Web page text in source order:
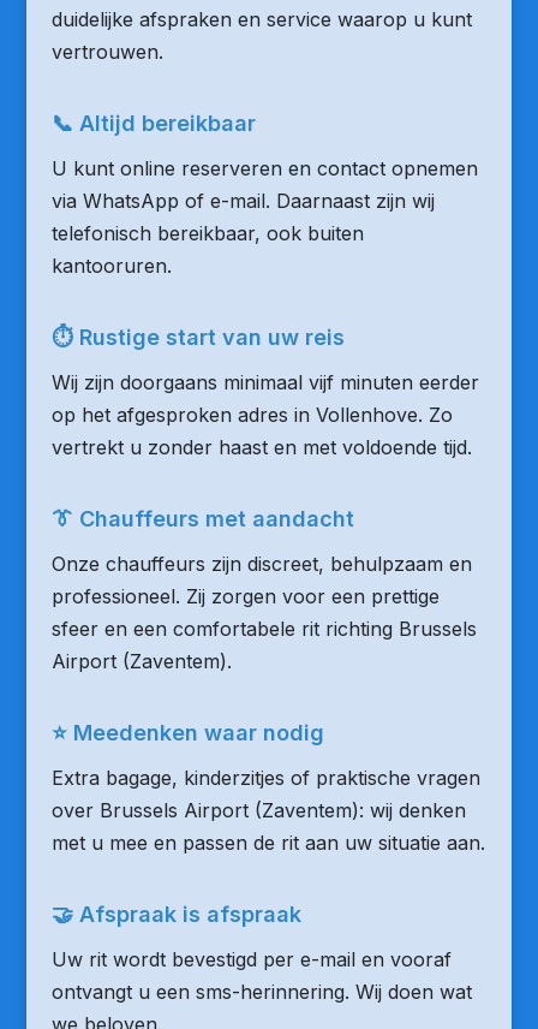
duidelijke afspraken en service waarop u kunt
vertrouwen.
📞 Altijd bereikbaar
U kunt online reserveren en contact opnemen
via WhatsApp of e-mail. Daarnaast zijn wij
telefonisch bereikbaar, ook buiten
kantooruren.
⏱ Rustige start van uw reis
Wij zijn doorgaans minimaal vijf minuten eerder
op het afgesproken adres in Vollenhove. Zo
vertrekt u zonder haast en met voldoende tijd.
👔 Chauffeurs met aandacht
Onze chauffeurs zijn discreet, behulpzaam en
professioneel. Zij zorgen voor een prettige
sfeer en een comfortabele rit richting Brussels
Airport (Zaventem).
⭐ Meedenken waar nodig
Extra bagage, kinderzitjes of praktische vragen
over Brussels Airport (Zaventem): wij denken
met u mee en passen de rit aan uw situatie aan.
🤝 Afspraak is afspraak
Uw rit wordt bevestigd per e-mail en vooraf
ontvangt u een sms-herinnering. Wij doen wat
we beloven.